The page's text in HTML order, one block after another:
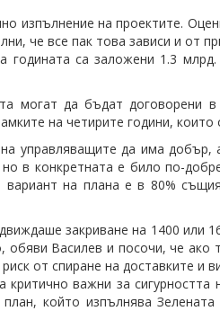
изпълнение на проектите.
че все пак това зависи и от
са заложени 1.3
могат да бъдат договорени
на четирите години,
управляващите да има
в конкретната е било по-
на плана е в 80%
закриване на 1400 или
обяви Василев и посочи, че
от спиране на доставките
важни за
който изпълнява